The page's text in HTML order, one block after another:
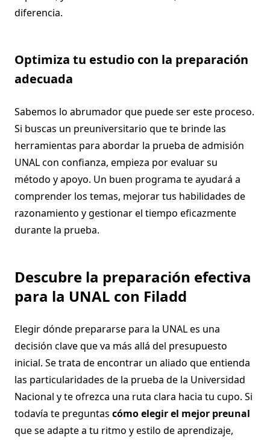
diferencia.
Optimiza tu estudio con la preparación
adecuada
Sabemos lo abrumador que puede ser este proceso.
Si buscas un preuniversitario que te brinde las
herramientas para abordar la prueba de admisión
UNAL con confianza, empieza por evaluar su
método y apoyo. Un buen programa te ayudará a
comprender los temas, mejorar tus habilidades de
razonamiento y gestionar el tiempo eficazmente
durante la prueba.
Descubre la preparación efectiva
para la UNAL con Filadd
Elegir dónde prepararse para la UNAL es una
decisión clave que va más allá del presupuesto
inicial. Se trata de encontrar un aliado que entienda
las particularidades de la prueba de la Universidad
Nacional y te ofrezca una ruta clara hacia tu cupo. Si
todavía te preguntas cómo elegir el mejor preunal
que se adapte a tu ritmo y estilo de aprendizaje,